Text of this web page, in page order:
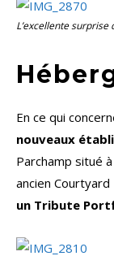
L’excellente surprise
En ce qui
nouveaux
Parchamp situé
ancien
un Tribute